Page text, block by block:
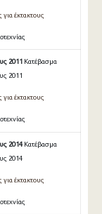
έκτακτους
2011 Κατέβασμα
2011
έκτακτους
2014 Κατέβασμα
2014
έκτακτους